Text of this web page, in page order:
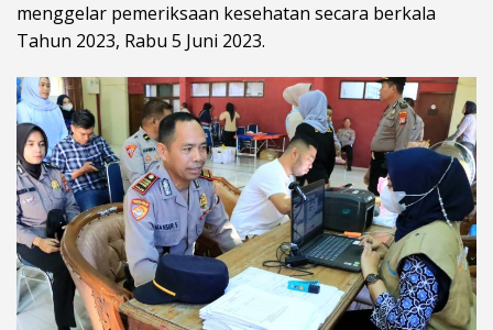
menggelar pemeriksaan kesehatan secara berkala
Tahun 2023, Rabu 5 Juni 2023.